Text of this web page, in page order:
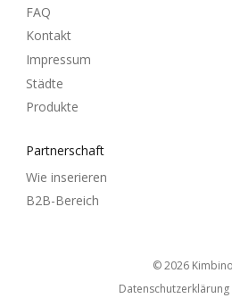
FAQ
Kontakt
Impressum
Städte
Produkte
Partnerschaft
Wie inserieren
B2B-Bereich
© 2026
Datenschutzerklärung